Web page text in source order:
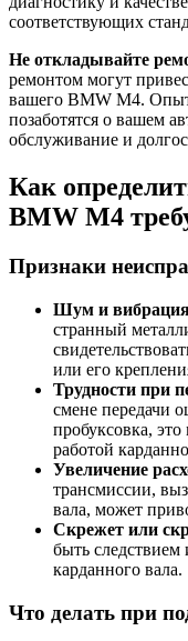
соответствующих
Не откладывайте
ремонтом могут
вашего BMW M4.
позаботятся о вашем
обслуживание и
Как
BMW M4
Признаки
Шум и
странный
или его
Трудности при
смене передачи
пробуксовка,
работой
Увеличение
трансмиссии,
вала, может
Скрежет или
быть
карданного вала.
Что делать при